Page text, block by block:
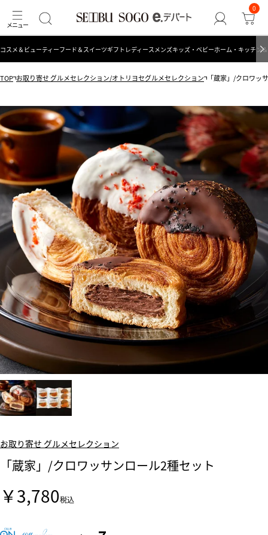
0
コスメ＆ビューティーフード＆スイーツギフト レディース メンズキッズ・ベビーホーム・キッチン
TOP お取り寄せ グルメセレクション/オトリヨセグルメセレクション 「蔵家」/クロワッ
お取り寄せ グルメセレクション
「蔵家」/クロワッサンロール2種セット
￥3,780税込